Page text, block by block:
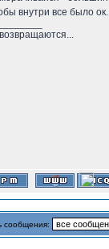
внутри все было
сообщения: